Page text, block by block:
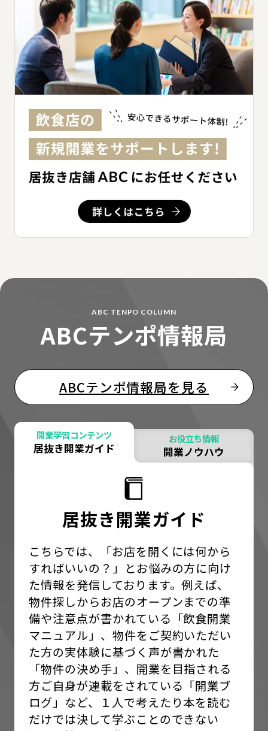
ABC TENPO COLUMN
ABCテンポ情報局
ABCテンポ情報局を見る
開業学習コンテンツ
居抜き開業ガイド
お役立ち情報
開業ノウハウ
居抜き開業ガイド
こちらでは、「お店を開くには何から
すればいいの？」とお悩みの方に向け
た情報を発信しております。例えば、
物件探しからお店のオープンまでの準
備や注意点が書かれている「飲食開業
マニュアル」、物件をご契約いただい
た方の実体験に基づく声が書かれた
「物件の決め手」、開業を目指される
方ご自身が連載をされている「開業ブ
ログ」など、１人で考えたり本を読む
だけでは決して学ぶことのできない